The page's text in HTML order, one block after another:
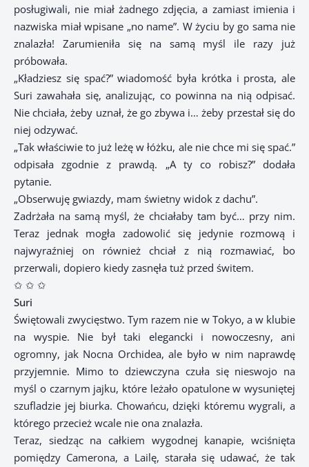
posługiwali, nie miał żadnego zdjęcia, a zamiast imienia i
nazwiska miał wpisane „no name”. W życiu by go sama nie
znalazła! Zarumieniła się na samą myśl ile razy już
próbowała.
„Kładziesz się spać?” wiadomość była krótka i prosta, ale
Suri zawahała się, analizując, co powinna na nią odpisać.
Nie chciała, żeby uznał, że go zbywa i… żeby przestał się do
niej odzywać.
„Tak właściwie to już leżę w łóżku, ale nie chce mi się spać.”
odpisała zgodnie z prawdą. „A ty co robisz?” dodała
pytanie.
„Obserwuję gwiazdy, mam świetny widok z dachu”.
Zadrżała na samą myśl, że chciałaby tam być… przy nim.
Teraz jednak mogła zadowolić się jedynie rozmową i
najwyraźniej on również chciał z nią rozmawiać, bo
przerwali, dopiero kiedy zasnęła tuż przed świtem.
✩ ✩ ✩
Suri
Świętowali zwycięstwo. Tym razem nie w Tokyo, a w klubie
na wyspie. Nie był taki elegancki i nowoczesny, ani
ogromny, jak Nocna Orchidea, ale było w nim naprawdę
przyjemnie. Mimo to dziewczyna czuła się nieswojo na
myśl o czarnym jajku, które leżało opatulone w wysuniętej
szufladzie jej biurka. Chowańcu, dzięki któremu wygrali, a
którego przecież wcale nie ona znalazła.
Teraz, siedząc na całkiem wygodnej kanapie, wciśnięta
pomiędzy Camerona, a Lailę, starała się udawać, że tak